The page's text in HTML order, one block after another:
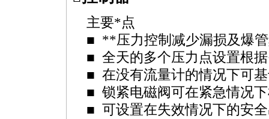
主要*点
■ **压力控制减少漏损及爆
■ 全天的多个压力点设置根
■ 在没有流量计的情况下可
■ 锁紧电磁阀可在紧急情况
■ 可设置在失效情况下的安